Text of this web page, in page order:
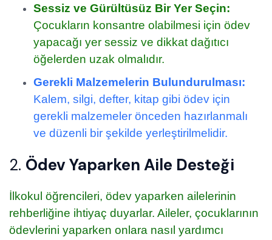
Sessiz ve Gürültüsüz Bir Yer Seçin:
Çocukların konsantre olabilmesi için ödev
yapacağı yer sessiz ve dikkat dağıtıcı
öğelerden uzak olmalıdır.
Gerekli Malzemelerin Bulundurulması:
Kalem, silgi, defter, kitap gibi ödev için
gerekli malzemeler önceden hazırlanmalı
ve düzenli bir şekilde yerleştirilmelidir.
2. Ödev Yaparken Aile Desteği
İlkokul öğrencileri, ödev yaparken ailelerinin
rehberliğine ihtiyaç duyarlar. Aileler, çocuklarının
ödevlerini yaparken onlara nasıl yardımcı